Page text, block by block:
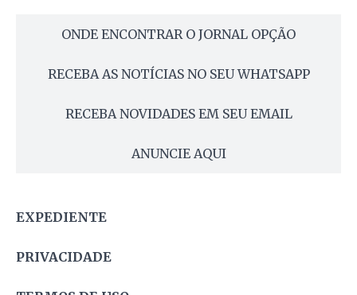
ONDE ENCONTRAR O JORNAL OPÇÃO
RECEBA AS NOTÍCIAS NO SEU WHATSAPP
RECEBA NOVIDADES EM SEU EMAIL
ANUNCIE AQUI
EXPEDIENTE
PRIVACIDADE